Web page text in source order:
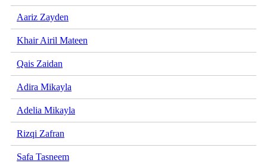
Aariz Zayden
Khair Airil Mateen
Qais Zaidan
Adira Mikayla
Adelia Mikayla
Rizqi Zafran
Safa Tasneem